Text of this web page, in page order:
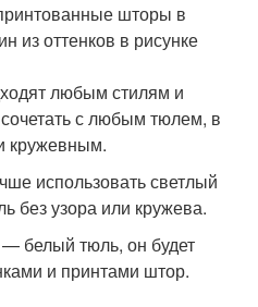
шторы в
из оттенков в рисунке
любым стилям и
с любым тюлем, в
кружевным.
использовать светлый
без узора или кружева.
белый тюль, он будет
и принтами штор.